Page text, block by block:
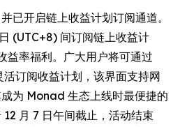
已开启链上收益计划订阅通道。
(UTC+8) 间订阅链上收益计
益率福利。广大用户将可通过
订阅收益计划，该界面支持网
为 Monad 生态上线时最便捷的
月 7 日午间截止，活动结束